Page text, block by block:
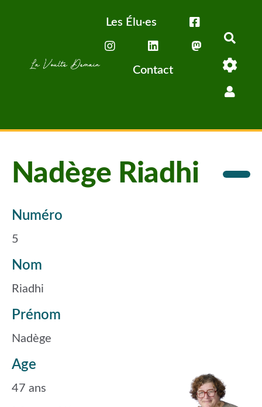
Aller au contenu principal
Les Élu·es
Contact
Nadège Riadhi
Numéro
5
Nom
Riadhi
Prénom
Nadège
Age
47 ans